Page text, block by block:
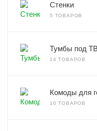
Стенки
5 ТОВАРОВ
Тумбы под
14 ТОВАРОВ
Комоды для
10 ТОВАРОВ